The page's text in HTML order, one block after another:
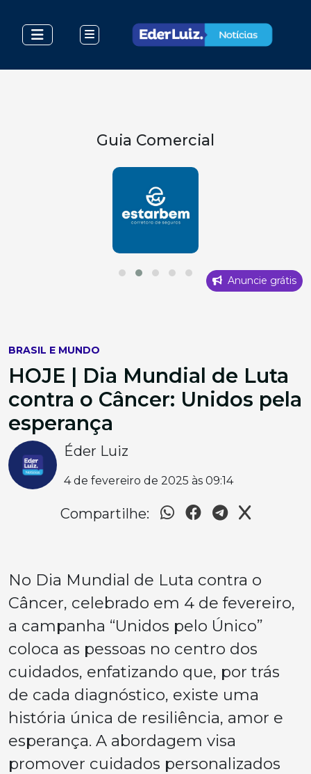
Guia Comercial
Anuncie grátis
BRASIL E MUNDO
HOJE | Dia Mundial de Luta
contra o Câncer: Unidos pela
esperança
Éder Luiz
4 de fevereiro de 2025 às 09:14
Compartilhe:
No Dia Mundial de Luta contra o
Câncer, celebrado em 4 de fevereiro,
a campanha “Unidos pelo Único”
coloca as pessoas no centro dos
cuidados, enfatizando que, por trás
de cada diagnóstico, existe uma
história única de resiliência, amor e
esperança. A abordagem visa
promover cuidados personalizados